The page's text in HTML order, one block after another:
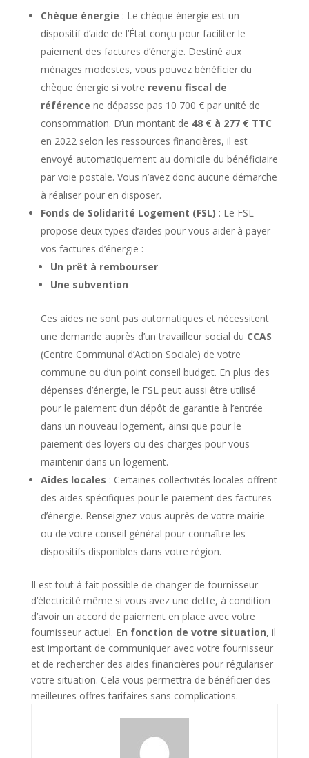
Chèque énergie : Le chèque énergie est un
dispositif d’aide de l’État conçu pour faciliter le
paiement des factures d’énergie. Destiné aux
ménages modestes, vous pouvez bénéficier du
chèque énergie si votre revenu fiscal de
référence ne dépasse pas 10 700 € par unité de
consommation. D’un montant de 48 € à 277 € TTC
en 2022 selon les ressources financières, il est
envoyé automatiquement au domicile du bénéficiaire
par voie postale. Vous n’avez donc aucune démarche
à réaliser pour en disposer.
Fonds de Solidarité Logement (FSL) : Le FSL
propose deux types d’aides pour vous aider à payer
vos factures d’énergie :
Un prêt à rembourser
Une subvention
Ces aides ne sont pas automatiques et nécessitent
une demande auprès d’un travailleur social du CCAS
(Centre Communal d’Action Sociale) de votre
commune ou d’un point conseil budget. En plus des
dépenses d’énergie, le FSL peut aussi être utilisé
pour le paiement d’un dépôt de garantie à l’entrée
dans un nouveau logement, ainsi que pour le
paiement des loyers ou des charges pour vous
maintenir dans un logement.
Aides locales : Certaines collectivités locales offrent
des aides spécifiques pour le paiement des factures
d’énergie. Renseignez-vous auprès de votre mairie
ou de votre conseil général pour connaître les
dispositifs disponibles dans votre région.
Il est tout à fait possible de changer de fournisseur
d’électricité même si vous avez une dette, à condition
d’avoir un accord de paiement en place avec votre
fournisseur actuel. En fonction de votre situation, il
est important de communiquer avec votre fournisseur
et de rechercher des aides financières pour régulariser
votre situation. Cela vous permettra de bénéficier des
meilleures offres tarifaires sans complications.